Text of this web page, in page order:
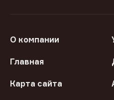
О компании
Главная
Карта сайта